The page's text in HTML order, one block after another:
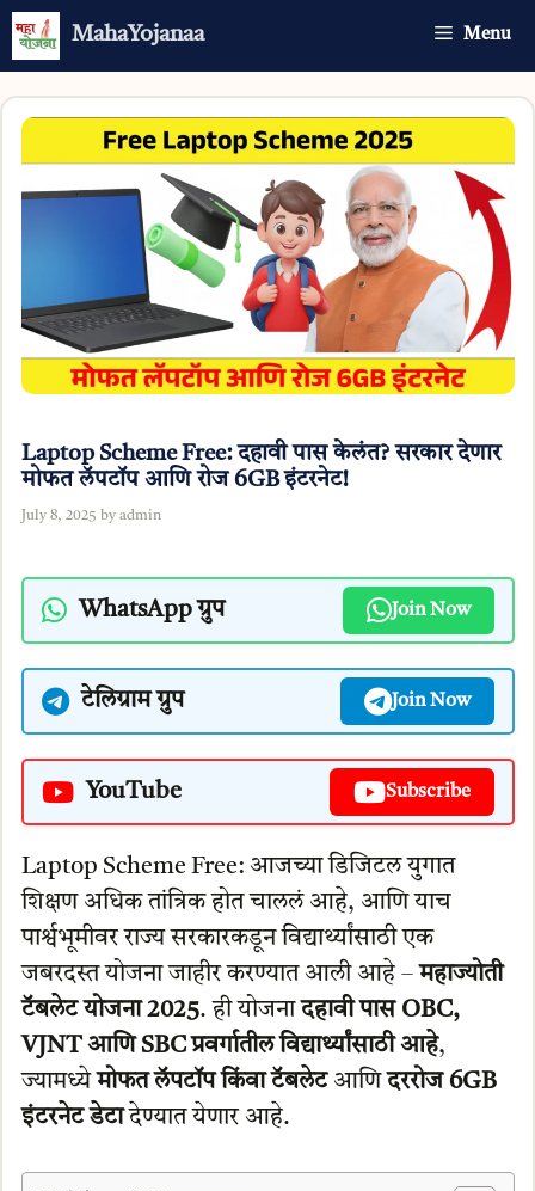
Skip
MahaYojanaa Menu
Laptop Scheme Free: दहावी पास केलंत? सरकार देणार
मोफत लॅपटॉप आणि रोज 6GB इंटरनेट!
July 8, 2025 by admin
WhatsApp ग्रुप Join Now
टेलिग्राम ग्रुप Join Now
YouTube Subscribe
Laptop Scheme Free: आजच्या डिजिटल युगात
शिक्षण अधिक तांत्रिक होत चाललं आहे, आणि याच
पार्श्वभूमीवर राज्य सरकारकडून विद्यार्थ्यांसाठी एक
जबरदस्त योजना जाहीर करण्यात आली आहे –महाज्योती
टॅबलेट योजना 2025. ही योजनादहावी पास OBC,
VJNT आणि SBC प्रवर्गातील विद्यार्थ्यांसाठी आहे,
ज्यामध्येमोफत लॅपटॉप किंवा टॅबलेटआणिदररोज 6GB
इंटरनेट डेटादेण्यात येणार आहे.